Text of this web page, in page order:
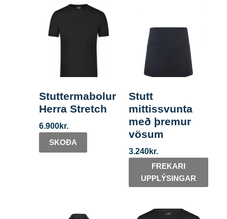
Stuttermabolur
Herra Stretch
6.900kr.
SKOÐA
Stutt
mittissvunta
með þremur
vösum
3.240kr.
FREKARI
UPPLÝSINGAR